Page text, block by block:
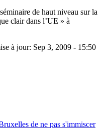
de haut niveau sur la
clair dans l’UE » à
à jour: Sep 3, 2009 - 15:50
de ne pas s'immiscer